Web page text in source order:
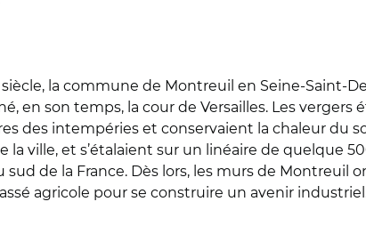
siècle, la commune de Montreuil en Seine-
en son temps, la cour de Versailles. Les
des intempéries et conservaient la chaleur du
la ville, et s’étalaient sur un linéaire de quelque
de la France. Dès lors, les murs de Montreuil
agricole pour se construire un avenir